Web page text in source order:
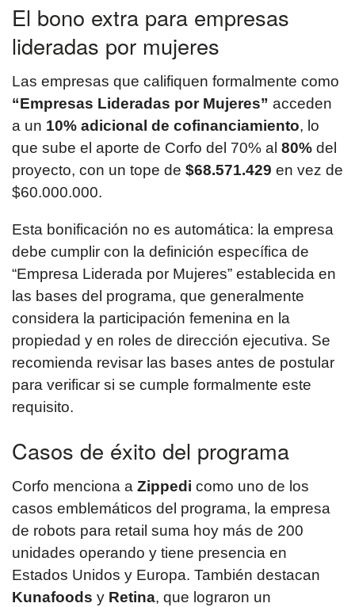
El bono extra para empresas
lideradas por mujeres
Las empresas que califiquen formalmente como
“Empresas Lideradas por Mujeres” acceden
a un 10% adicional de cofinanciamiento, lo
que sube el aporte de Corfo del 70% al 80% del
proyecto, con un tope de $68.571.429 en vez de
$60.000.000.
Esta bonificación no es automática: la empresa
debe cumplir con la definición específica de
“Empresa Liderada por Mujeres” establecida en
las bases del programa, que generalmente
considera la participación femenina en la
propiedad y en roles de dirección ejecutiva. Se
recomienda revisar las bases antes de postular
para verificar si se cumple formalmente este
requisito.
Casos de éxito del programa
Corfo menciona a Zippedi como uno de los
casos emblemáticos del programa, la empresa
de robots para retail suma hoy más de 200
unidades operando y tiene presencia en
Estados Unidos y Europa. También destacan
Kunafoods y Retina, que lograron un